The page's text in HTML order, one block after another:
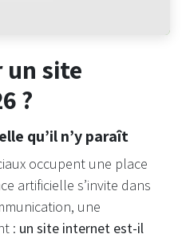
un site
?
qu’il n’y paraît
occupent une place
artificielle s’invite dans
une
: un site internet est-il